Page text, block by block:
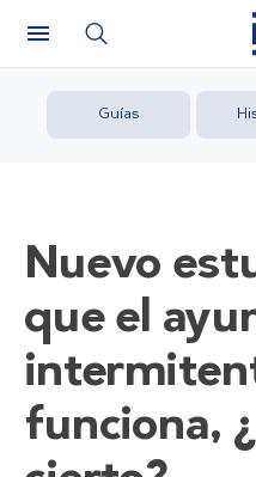
Guías
Nuevo
que el
funciona,